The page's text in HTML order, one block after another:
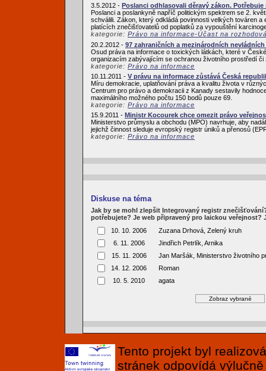
3.5.2012 - Poslanci odhlasovali děravý zákon. Potřebuje
Poslanci a poslankyně napříč politickým spektrem se 2.
schválili. Zákon, který odkládá povinnosti velkých továren
platících znečišťovatelů od poplatků za vypouštění
kategorie: Právo na informace-Účast na
20.2.2012 - 97 zahraničních a mezinárodních
Osud práva na informace o toxických látkách, které v
organizacím zabývajícím se ochranou životního prostředí či
kategorie: Právo na informace
10.11.2011 - V právu na informace zůstává Česká
Míru demokracie, uplatňování práva a kvalitu života v
Centrum pro právo a demokracii z Kanady sestavily
maximálního možného počtu 150 bodů pouze 69.
kategorie: Právo na informace
15.9.2011 - Ministr Kocourek chce omezit právo
Ministerstvo průmyslu a obchodu (MPO) navrhuje, aby
jejichž činnost sleduje evropský registr úniků a přenosů
kategorie: Právo na informace
Diskuse na téma
Jak by se mohl zlepšit Integrovaný registr
potřebujete? Je web připravený pro laickou veřejnost?
10. 10. 2006
Zuzana Drhová, Zelený kruh
6. 11. 2006
Jindřich Petrlík, Arnika
15. 11. 2006
Jan Maršák, Ministerstvo životního
14. 12. 2006
Roman
10. 5. 2010
agata
Tento projekt byl
stránek odpovídá